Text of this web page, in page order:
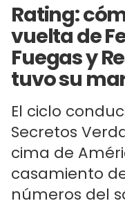
Rating:
vuelta de
Fuegas y
tuvo su
El ciclo
Secretos
cima de
casamiento
números del